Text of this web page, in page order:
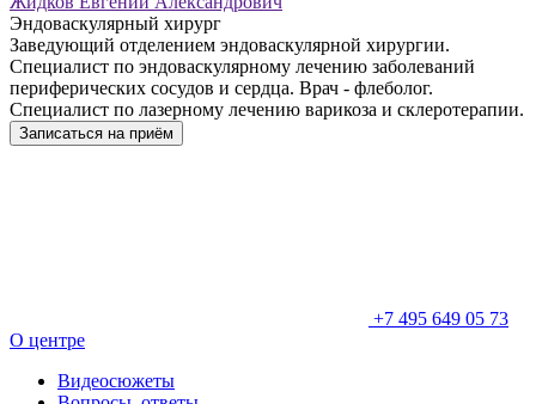
Эндоваскулярный хирург
Заведующий отделением эндоваскулярной хирургии.
Специалист по эндоваскулярному лечению заболеваний
периферических сосудов и сердца. Врач - флеболог.
Специалист по лазерному лечению варикоза и склеротерапии.
Записаться на приём
+7 495 649 05 73
О центре
Видеосюжеты